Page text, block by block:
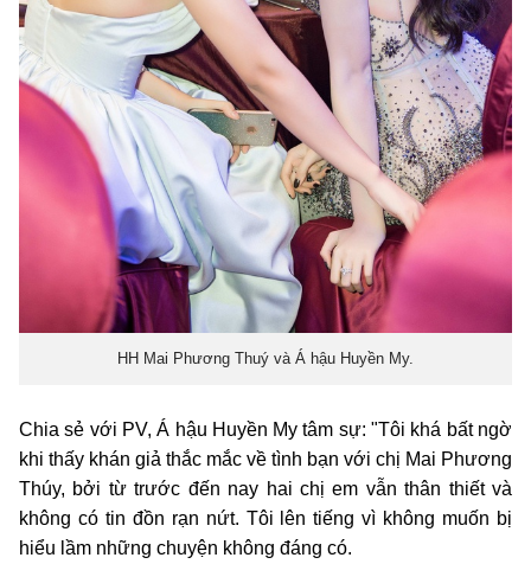
HH Mai Phương Thuý và Á hậu Huyền My.
Chia sẻ với PV, Á hậu Huyền My tâm sự: "Tôi khá bất ngờ
khi thấy khán giả thắc mắc về tình bạn với chị Mai Phương
Thúy, bởi từ trước đến nay hai chị em vẫn thân thiết và
không có tin đồn rạn nứt. Tôi lên tiếng vì không muốn bị
hiểu lầm những chuyện không đáng có.